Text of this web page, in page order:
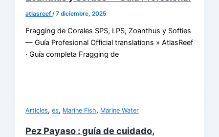
atlasreef/7 diciembre, 2025
Fragging de Corales SPS, LPS, Zoanthus y Softies
— Guía Profesional Official translations » AtlasReef
· Guía completa Fragging de
Articles,es, Marine Fish, Marine Water
Pez Payaso : guía de cuidado,